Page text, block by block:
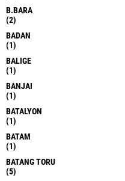
B.BARA
(2)
BADAN
(1)
BALIGE
(1)
BANJAI
(1)
BATALYON
(1)
BATAM
(1)
BATANG TORU
(5)